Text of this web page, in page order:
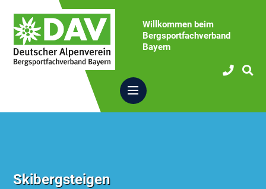
Willkommen beim
Bergsportfachverband
Bayern
Skibergsteigen